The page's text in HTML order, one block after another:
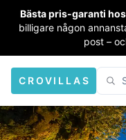
Bästa pris-garanti
billigare någon
post –
CROVILLAS